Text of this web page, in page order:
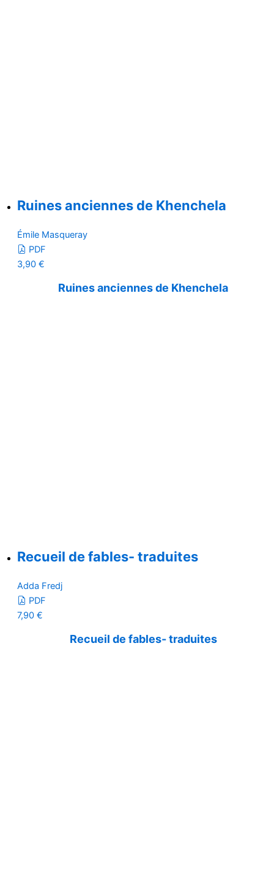
Ruines anciennes de Khenchela
Émile Masqueray
PDF
3,90 €
Ruines anciennes de Khenchela
Recueil de fables- traduites
Adda Fredj
PDF
7,90 €
Recueil de fables- traduites